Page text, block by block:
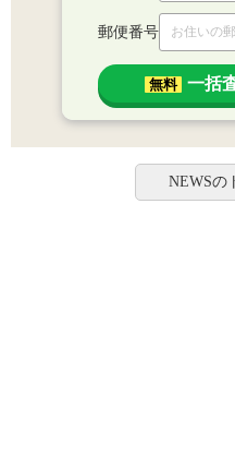
郵便番号
無料 一括
NEWSの